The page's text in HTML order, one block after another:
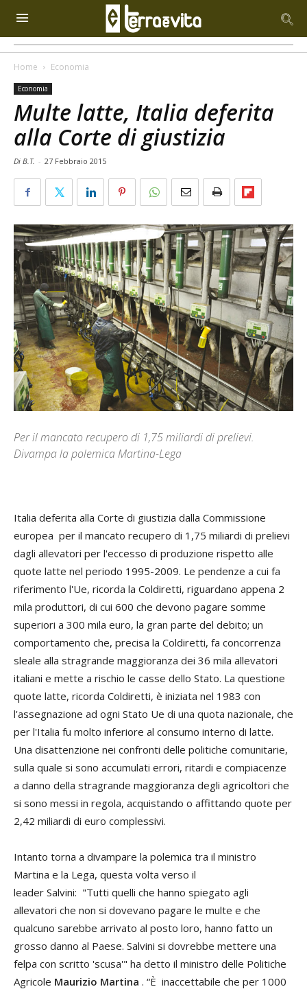
Home Economia
Economia
Multe latte, Italia deferita
alla Corte di giustizia
Di B.T. - 27 Febbraio 2015
Per il mancato recupero di 1,75 miliardi di prelievi.
Divampa la polemica Martina-Lega
Italia deferita alla Corte di giustizia dalla Commissione
europea per il mancato recupero di 1,75 miliardi di prelievi
dagli allevatori per l'eccesso di produzione rispetto alle
quote latte nel periodo 1995-2009. Le pendenze a cui fa
riferimento l'Ue, ricorda la Coldiretti, riguardano appena 2
mila produttori, di cui 600 che devono pagare somme
superiori a 300 mila euro, la gran parte del debito; un
comportamento che, precisa la Coldiretti, fa concorrenza
sleale alla stragrande maggioranza dei 36 mila allevatori
italiani e mette a rischio le casse dello Stato. La questione
quote latte, ricorda Coldiretti, è iniziata nel 1983 con
l'assegnazione ad ogni Stato Ue di una quota nazionale, che
per l'Italia fu molto inferiore al consumo interno di latte.
Una disattenzione nei confronti delle politiche comunitarie,
sulla quale si sono accumulati errori, ritardi e compiacenze
a danno della stragrande maggioranza degli agricoltori che
si sono messi in regola, acquistando o affittando quote per
2,42 miliardi di euro complessivi.
Intanto torna a divampare la polemica tra il ministro
Martina e la Lega, questa volta verso il
leader Salvini: "Tutti quelli che hanno spiegato agli
allevatori che non si dovevano pagare le multe e che
qualcuno sarebbe arrivato al posto loro, hanno fatto un
grosso danno al Paese. Salvini si dovrebbe mettere una
felpa con scritto 'scusa'" ha detto il ministro delle Politiche
Agricole Maurizio Martina . “È inaccettabile che per 1000